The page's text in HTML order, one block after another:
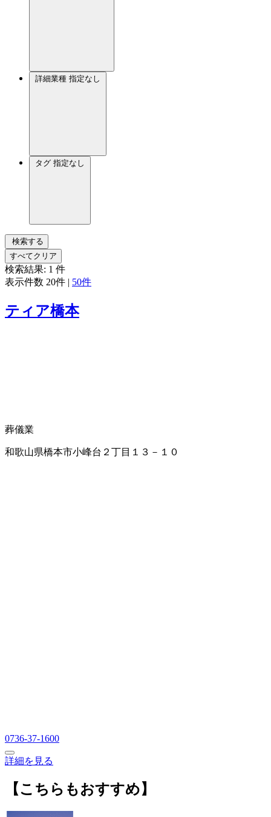
詳細業種 指定なし
タグ 指定なし
検索する
すべてクリア
検索結果: 1 件
表示件数 20件 | 50件
ティア橋本
葬儀業
和歌山県橋本市小峰台２丁目１３－１０
0736-37-1600
詳細を見る
【こちらもおすすめ】